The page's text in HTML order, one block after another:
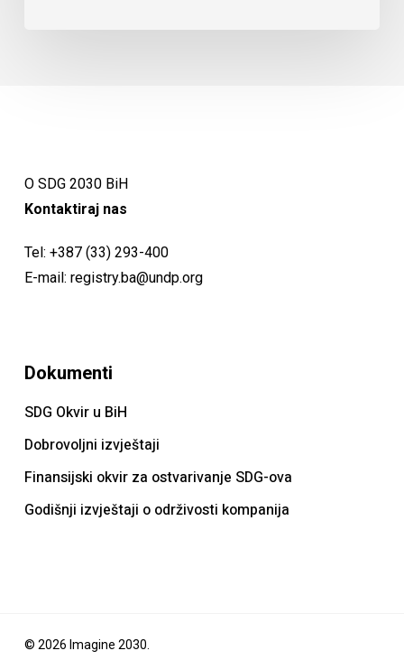
O SDG 2030 BiH
Kontaktiraj nas
Tel: +387 (33) 293-400
E-mail: registry.ba@undp.org
Dokumenti
SDG Okvir u BiH
Dobrovoljni izvještaji
Finansijski okvir za ostvarivanje SDG-ova
Godišnji izvještaji o održivosti kompanija
© 2026 Imagine 2030.